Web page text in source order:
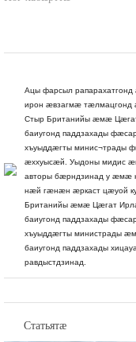
Ацы фарсыл
ирон æвзагмæ тæлмацгонд
Стыр Британийы æмæ
баиугонд паддзахады
хъуыддæгты минис¬трады
æххуысæй. Уыдоны мидис
авторы бæрндзинад у æмæ
нæй гæнæн æркаст цæуой
Британийы æмæ Цæгат
баиугонд паддзахады
хъуыддæгты министрады
баиугонд паддзахады
равдыстдзинад.
Статьятæ